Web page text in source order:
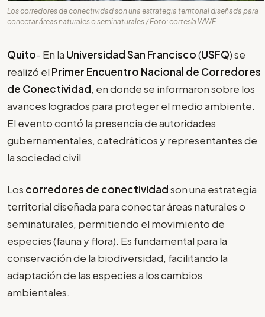
Los corredores de conectividad son una estrategia territorial diseñada para
conectar áreas naturales o seminaturales / Foto: cortesía WWF
Quito- En la Universidad San Francisco(USFQ) se
realizó el Primer Encuentro Nacional de Corredores
de Conectividad, en donde se informaron sobre los
avances logrados para proteger el medio ambiente.
El evento contó la presencia de autoridades
gubernamentales, catedráticos y representantes de
la sociedad civil
Los corredores de conectividadson una estrategia
territorial diseñada para conectar áreas naturales o
seminaturales, permitiendo el movimiento de
especies (fauna y flora). Es fundamental para la
conservación de la biodiversidad, facilitando la
adaptación de las especies a los cambios
ambientales.